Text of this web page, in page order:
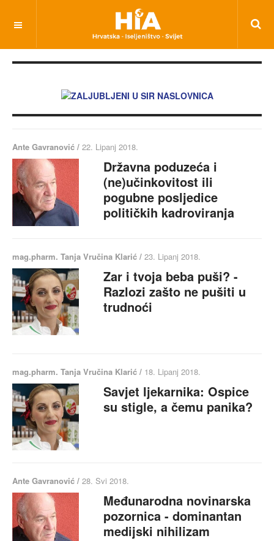
Ante Gavranović / 22. Lipanj 2018.
Državna poduzeća i
(ne)učinkovitost ili
pogubne posljedice
političkih kadroviranja
mag.pharm. Tanja Vručina Klarić / 23. Lipanj 2018.
Zar i tvoja beba puši? -
Razlozi zašto ne pušiti u
trudnoći
mag.pharm. Tanja Vručina Klarić / 18. Lipanj 2018.
Savjet ljekarnika: Ospice
su stigle, a čemu panika?
Ante Gavranović / 28. Svi 2018.
Međunarodna novinarska
pozornica - dominantan
medijski nihilizam